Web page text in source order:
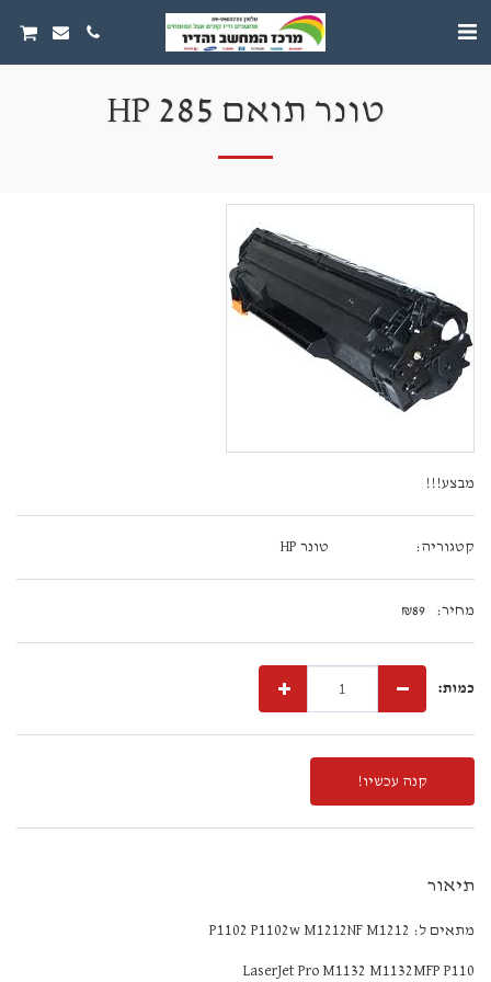
טונר תואם HP 285
מבצע!!!
קטגוריה: טונר HP
מחיר: ₪89
כמות:
קנה עכשיו!
תיאור
מתאים ל: P1102 P1102w M1212NF M1212
LaserJet Pro M1132 M1132MFP P110